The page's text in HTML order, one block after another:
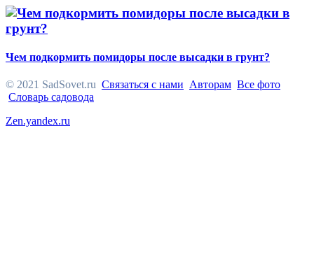
Чем подкормить помидоры после высадки в грунт?
© 2021 SadSovet.ru Связаться с нами Авторам Все фото
Словарь садовода
Zen.yandex.ru